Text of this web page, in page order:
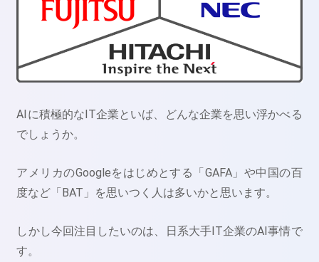
AIに積極的なIT企業といば、どんな企業を思い浮かべる
でしょうか。
アメリカのGoogleをはじめとする「GAFA」や中国の百
度など「BAT」を思いつく人は多いかと思います。
しかし今回注目したいのは、日系大手IT企業のAI事情で
す。